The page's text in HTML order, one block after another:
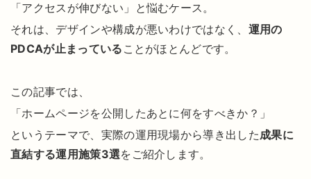
「アクセスが伸びない」と悩むケース。
それは、デザインや構成が悪いわけではなく、 運用の
PDCAが止まっている ことがほとんどです。
この記事では、
「ホームページを公開したあとに何をすべきか？」
というテーマで、実際の運用現場から導き出した成果に
直結する運用施策3選をご紹介します。